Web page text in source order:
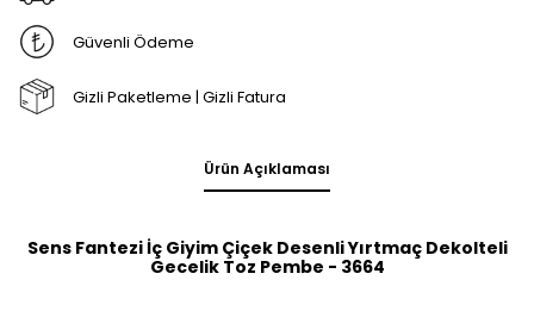
Güvenli Ödeme
Gizli Paketleme | Gizli Fatura
Ürün Açıklaması
Sens Fantezi İç Giyim Çiçek Desenli Yırtmaç Dekolteli
Gecelik Toz Pembe - 3664